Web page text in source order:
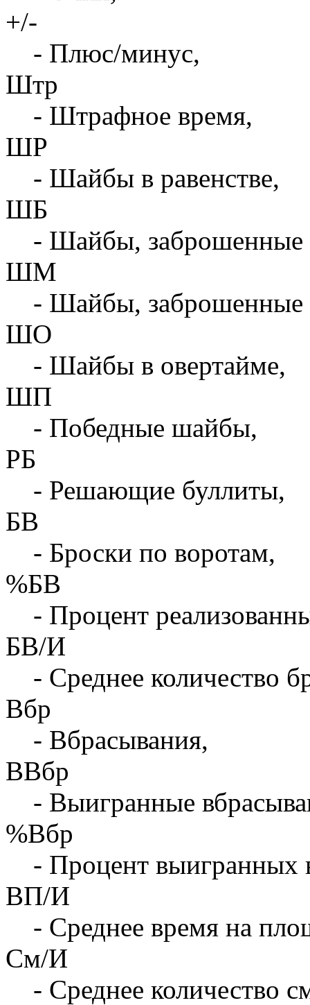
+/-
- Плюс/минус,
Штр
- Штрафное время,
ШР
- Шайбы в равенстве,
ШБ
- Шайбы, заброшенные
ШМ
- Шайбы, заброшенные
ШО
- Шайбы в овертайме,
ШП
- Победные шайбы,
РБ
- Решающие буллиты,
БВ
- Броски по воротам,
%БВ
- Процент
БВ/И
- Среднее количество
Вбр
- Вбрасывания,
ВВбр
- Выигранные
%Вбр
- Процент выигранных
ВП/И
- Среднее время на
См/И
- Среднее количество